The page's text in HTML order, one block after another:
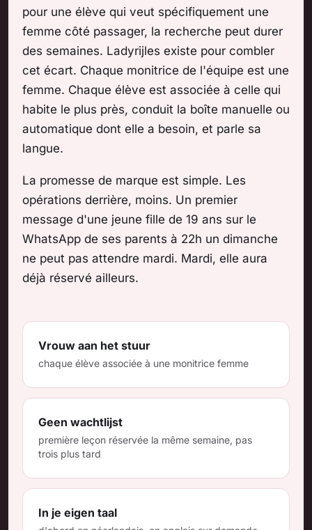
pour une élève qui veut spécifiquement une
femme côté passager, la recherche peut durer
des semaines. Ladyrijles existe pour combler
cet écart. Chaque monitrice de l'équipe est une
femme. Chaque élève est associée à celle qui
habite le plus près, conduit la boîte manuelle ou
automatique dont elle a besoin, et parle sa
langue.
La promesse de marque est simple. Les
opérations derrière, moins. Un premier
message d'une jeune fille de 19 ans sur le
WhatsApp de ses parents à 22h un dimanche
ne peut pas attendre mardi. Mardi, elle aura
déjà réservé ailleurs.
Vrouw aan het stuur
chaque élève associée à une monitrice femme
Geen wachtlijst
première leçon réservée la même semaine, pas
trois plus tard
In je eigen taal